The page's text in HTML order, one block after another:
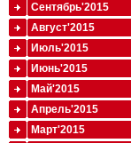
Сентябрь'2015
Август'2015
Июль'2015
Июнь'2015
Май'2015
Апрель'2015
Март'2015